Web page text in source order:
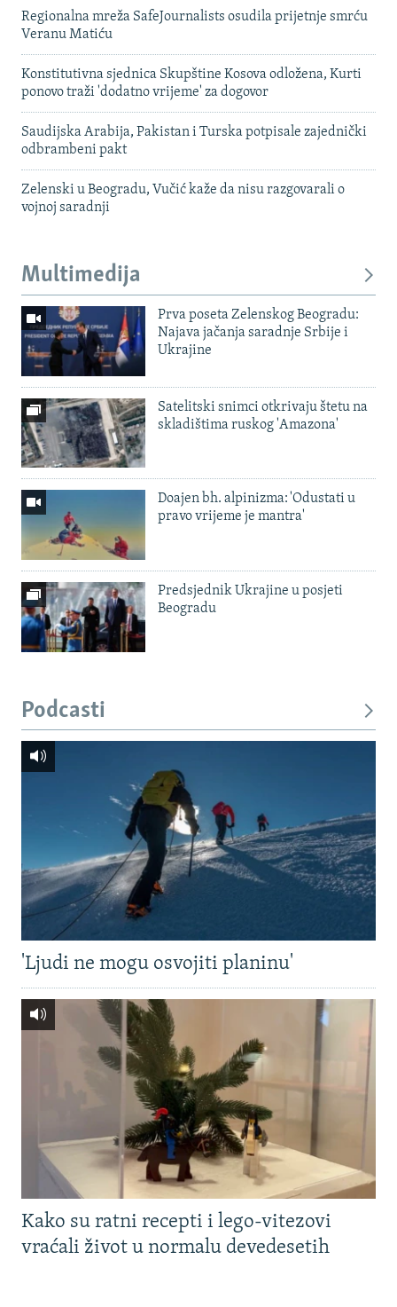
Regionalna mreža SafeJournalists osudila prijetnje smrću
Veranu Matiću
Konstitutivna sjednica Skupštine Kosova odložena, Kurti
ponovo traži 'dodatno vrijeme' za dogovor
Saudijska Arabija, Pakistan i Turska potpisale zajednički
odbrambeni pakt
Zelenski u Beogradu, Vučić kaže da nisu razgovarali o
vojnoj saradnji
Multimedija
Prva poseta Zelenskog Beogradu:
Najava jačanja saradnje Srbije i
Ukrajine
Satelitski snimci otkrivaju štetu na
skladištima ruskog 'Amazona'
Doajen bh. alpinizma: 'Odustati u
pravo vrijeme je mantra'
Predsjednik Ukrajine u posjeti
Beogradu
Podcasti
'Ljudi ne mogu osvojiti planinu'
Kako su ratni recepti i lego-vitezovi
vraćali život u normalu devedesetih